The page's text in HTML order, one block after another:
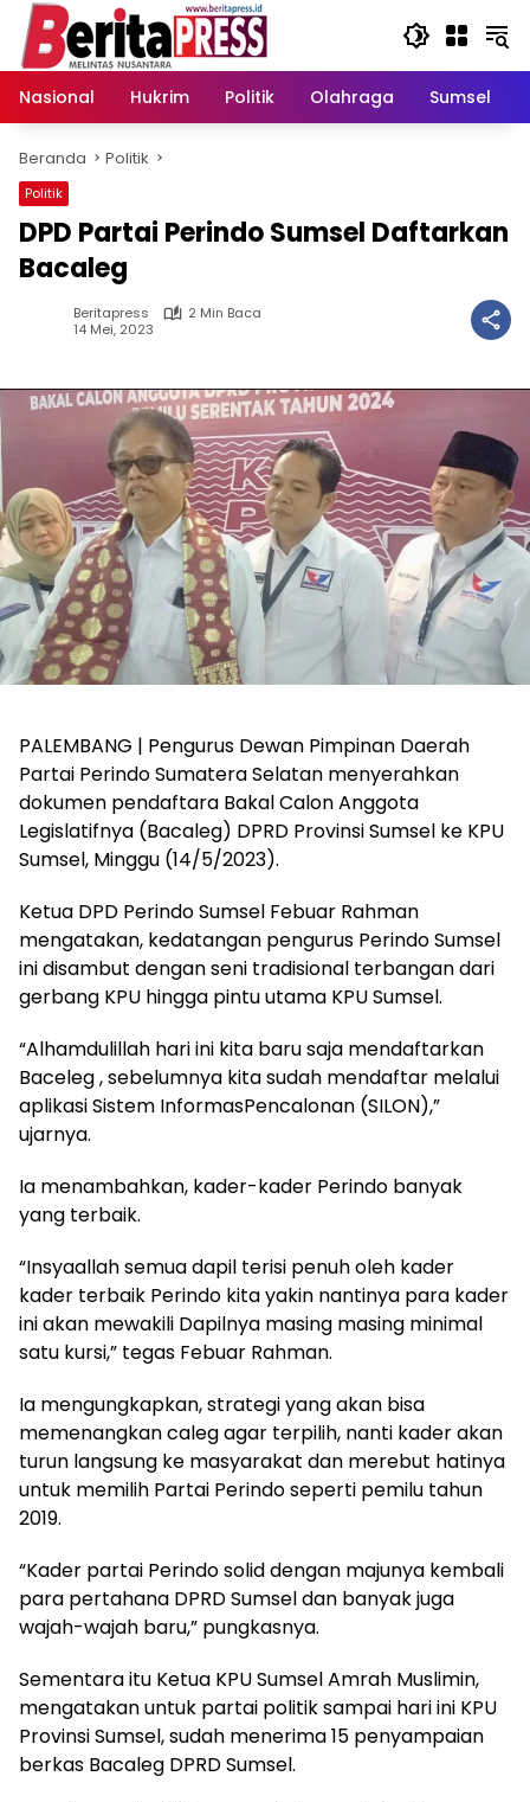
Langsung
konten
Nasional
Hukrim Politik Olahraga Sumsel
Beranda Politik
Politik
DPD Partai Perindo Sumsel Daftarkan
Bacaleg
Beritapress
2 Min Baca
14 Mei, 2023
PALEMBANG | Pengurus Dewan Pimpinan Daerah
Partai Perindo Sumatera Selatan menyerahkan
dokumen pendaftara Bakal Calon Anggota
Legislatifnya (Bacaleg) DPRD Provinsi Sumsel ke KPU
Sumsel, Minggu (14/5/2023).
Ketua DPD Perindo Sumsel Febuar Rahman
mengatakan, kedatangan pengurus Perindo Sumsel
ini disambut dengan seni tradisional terbangan dari
gerbang KPU hingga pintu utama KPU Sumsel.
“Alhamdulillah hari ini kita baru saja mendaftarkan
Baceleg , sebelumnya kita sudah mendaftar melalui
aplikasi Sistem InformasPencalonan (SILON),”
ujarnya.
Ia menambahkan, kader-kader Perindo banyak
yang terbaik.
“Insyaallah semua dapil terisi penuh oleh kader
kader terbaik Perindo kita yakin nantinya para kader
ini akan mewakili Dapilnya masing masing minimal
satu kursi,” tegas Febuar Rahman.
Ia mengungkapkan, strategi yang akan bisa
memenangkan caleg agar terpilih, nanti kader akan
turun langsung ke masyarakat dan merebut hatinya
untuk memilih Partai Perindo seperti pemilu tahun
2019.
“Kader partai Perindo solid dengan majunya kembali
para pertahana DPRD Sumsel dan banyak juga
wajah-wajah baru,” pungkasnya.
Sementara itu Ketua KPU Sumsel Amrah Muslimin,
mengatakan untuk partai politik sampai hari ini KPU
Provinsi Sumsel, sudah menerima 15 penyampaian
berkas Bacaleg DPRD Sumsel.